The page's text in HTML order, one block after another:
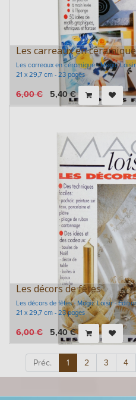
Les carreaux en céramique
Les carreaux en céramique - Magic
21 x 29,7 cm - 23 pages
6,00€ 5,40€
Les décors de fêtes
Les décors de fêtes - Magic Loisir -
21 x 29,7 cm - 23 pages
6,00€ 5,40€
Préc. 1 2 3 4